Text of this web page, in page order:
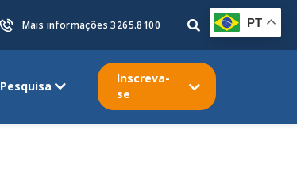
Mais informações 3265.8100
Pesquisa
Inscreva-
se
PT